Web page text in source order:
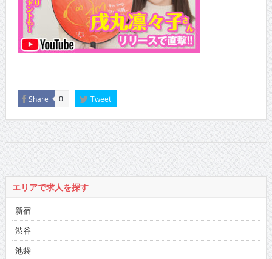
Share 0 Tweet
エリアで求人を探す
新宿
渋谷
池袋